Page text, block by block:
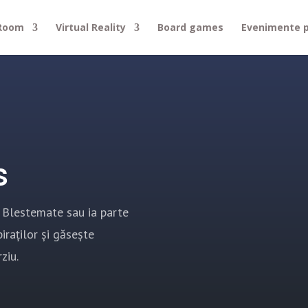
Virtual Reality Board games Evenimente
sau ia parte
și găsește